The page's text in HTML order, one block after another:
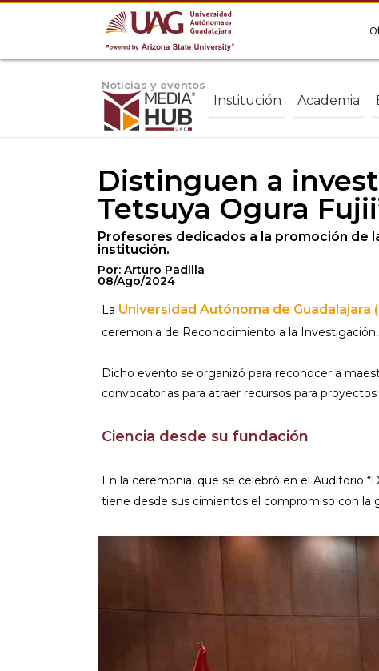
Noticias y eventos
Institución Academia
Distinguen a
Tetsuya Ogura
Profesores dedicados a la promoción de
institución.
Por: Arturo Padilla
08/Ago/2024
La Universidad Autónoma de Guadalajara
ceremonia de Reconocimiento a la Investigación,
Dicho evento se organizó para reconocer a
convocatorias para atraer recursos para
Ciencia desde su fundación
En la ceremonia, que se celebró en el Auditorio
tiene desde sus cimientos el compromiso con la